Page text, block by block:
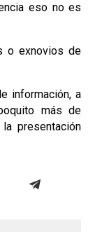
eso no es
o exnovios de
información, a
más de
presentación